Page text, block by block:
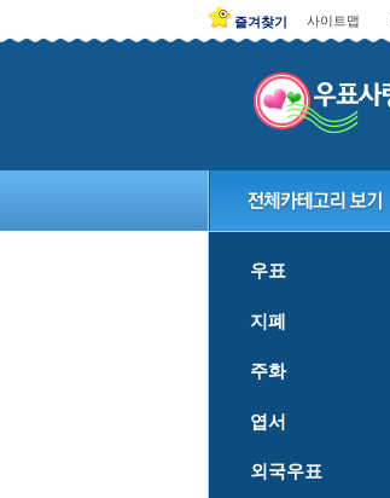
즐겨찾기 사이트맵
우표
지폐
주화
엽서
외국우표